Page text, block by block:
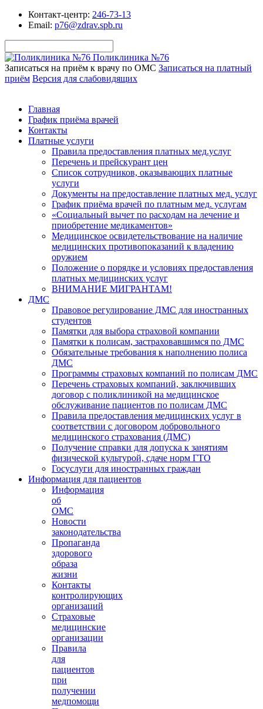
Контакт-центр: 246-73-13
Email: p76@zdrav.spb.ru
Поликлиника №76
Записаться на приём к врачу по ОМС Записаться на платный
приём Версия для слабовидящих
Главная
График приёма врачей
Контакты
Платные услуги
Правила предоставления платных мед.услуг
Перечень и прейскурант цен
Список сотрудников, оказывающих платные
услуги
Документы на предоставление платных мед. услуг
График приёма врачей по платным мед. услугам
«Социальный вычет по расходам на лечение и
приобретение медикаментов»
Медицинское освидетельствование на наличие
медицинских противопоказаний к владению
оружием
Положение о порядке и условиях предоставления
платных медицинских услуг
ВНИМАНИЕ МИГРАНТАМ!
ДМС
Правовое регулирование ДМС для иностранных
студентов
Памятки для выбора страховой компании
Памятки к полисам, застраховавшимся по ДМС
Обязательные требования к наполнению полиса
ДМС
Программы страховых компаний по полисам ДМС
Перечень страховых компаний, заключивших
договор с поликлиникой на медицинское
обслуживание пациентов по полисам ДМС
Правила предоставления медицинских услуг в
соответствии с договором добровольного
медицинского страхования (ДМС)
Получение справки для допуска к занятиям
физической культурой, сдаче норм ГТО
Госуслуги для иностранных граждан
Информация для пациентов
Информация
об
ОМС
Новости
законодательства
Пропаганда
здорового
образа
жизни
Контакты
контролирующих
организаций
Страховые
медицинские
организации
Правила
для
пациентов
при
получении
медпомощи